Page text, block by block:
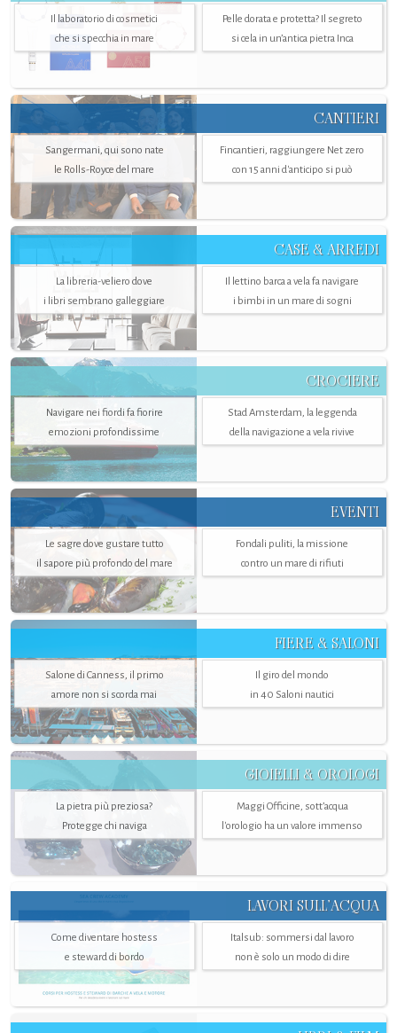
Il laboratorio di cosmetici
che si specchia in mare
Pelle dorata e protetta? Il segreto
si cela in un’antica pietra Inca
CANTIERI
Sangermani, qui sono nate
le Rolls-Royce del mare
Fincantieri, raggiungere Net zero
con 15 anni d'anticipo si può
CASE & ARREDI
La libreria-veliero dove
i libri sembrano galleggiare
Il lettino barca a vela fa navigare
i bimbi in un mare di sogni
CROCIERE
Navigare nei fiordi fa fiorire
emozioni profondissime
Stad Amsterdam, la leggenda
della navigazione a vela rivive
EVENTI
Le sagre dove gustare tutto
il sapore più profondo del mare
Fondali puliti, la missione
contro un mare di rifiuti
FIERE & SALONI
Salone di Canness, il primo
amore non si scorda mai
Il giro del mondo
in 40 Saloni nautici
GIOIELLI & OROLOGI
La pietra più preziosa?
Protegge chi naviga
Maggi Officine, sott’acqua
l'orologio ha un valore immenso
LAVORI SULL’ACQUA
Come diventare hostess
e steward di bordo
Italsub: sommersi dal lavoro
non è solo un modo di dire